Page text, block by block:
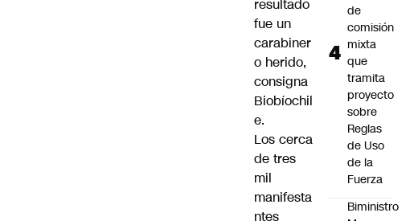
resultado
fue un
carabiner
o herido,
consigna
Biobíochil
e.
Los cerca
de tres
mil
manifesta
ntes
de
comisión
mixta
que
tramita
proyecto
sobre
Reglas
de Uso
de la
Fuerza
Biministro